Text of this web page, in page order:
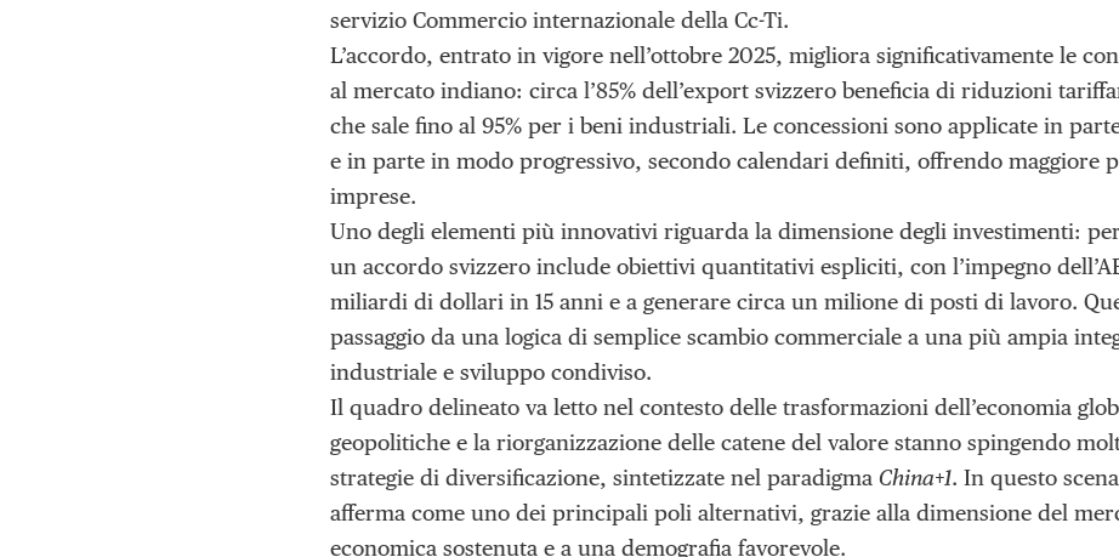
servizio Commercio internazionale della Cc-Ti.
L’accordo, entrato in vigore nell’ottobre 2025, migliora significativamente le
al mercato indiano: circa l’85% dell’export svizzero beneficia di riduzioni
che sale fino al 95% per i beni industriali. Le concessioni sono applicate in
e in parte in modo progressivo, secondo calendari definiti, offrendo maggiore
imprese.
Uno degli elementi più innovativi riguarda la dimensione degli investimenti:
un accordo svizzero include obiettivi quantitativi espliciti, con l’impegno
miliardi di dollari in 15 anni e a generare circa un milione di posti di lavoro.
passaggio da una logica di semplice scambio commerciale a una più ampia
industriale e sviluppo condiviso.
Il quadro delineato va letto nel contesto delle trasformazioni dell’economia
geopolitiche e la riorganizzazione delle catene del valore stanno spingendo
strategie di diversificazione, sintetizzate nel paradigma China+1. In questo
afferma come uno dei principali poli alternativi, grazie alla dimensione del
economica sostenuta e a una demografia favorevole.